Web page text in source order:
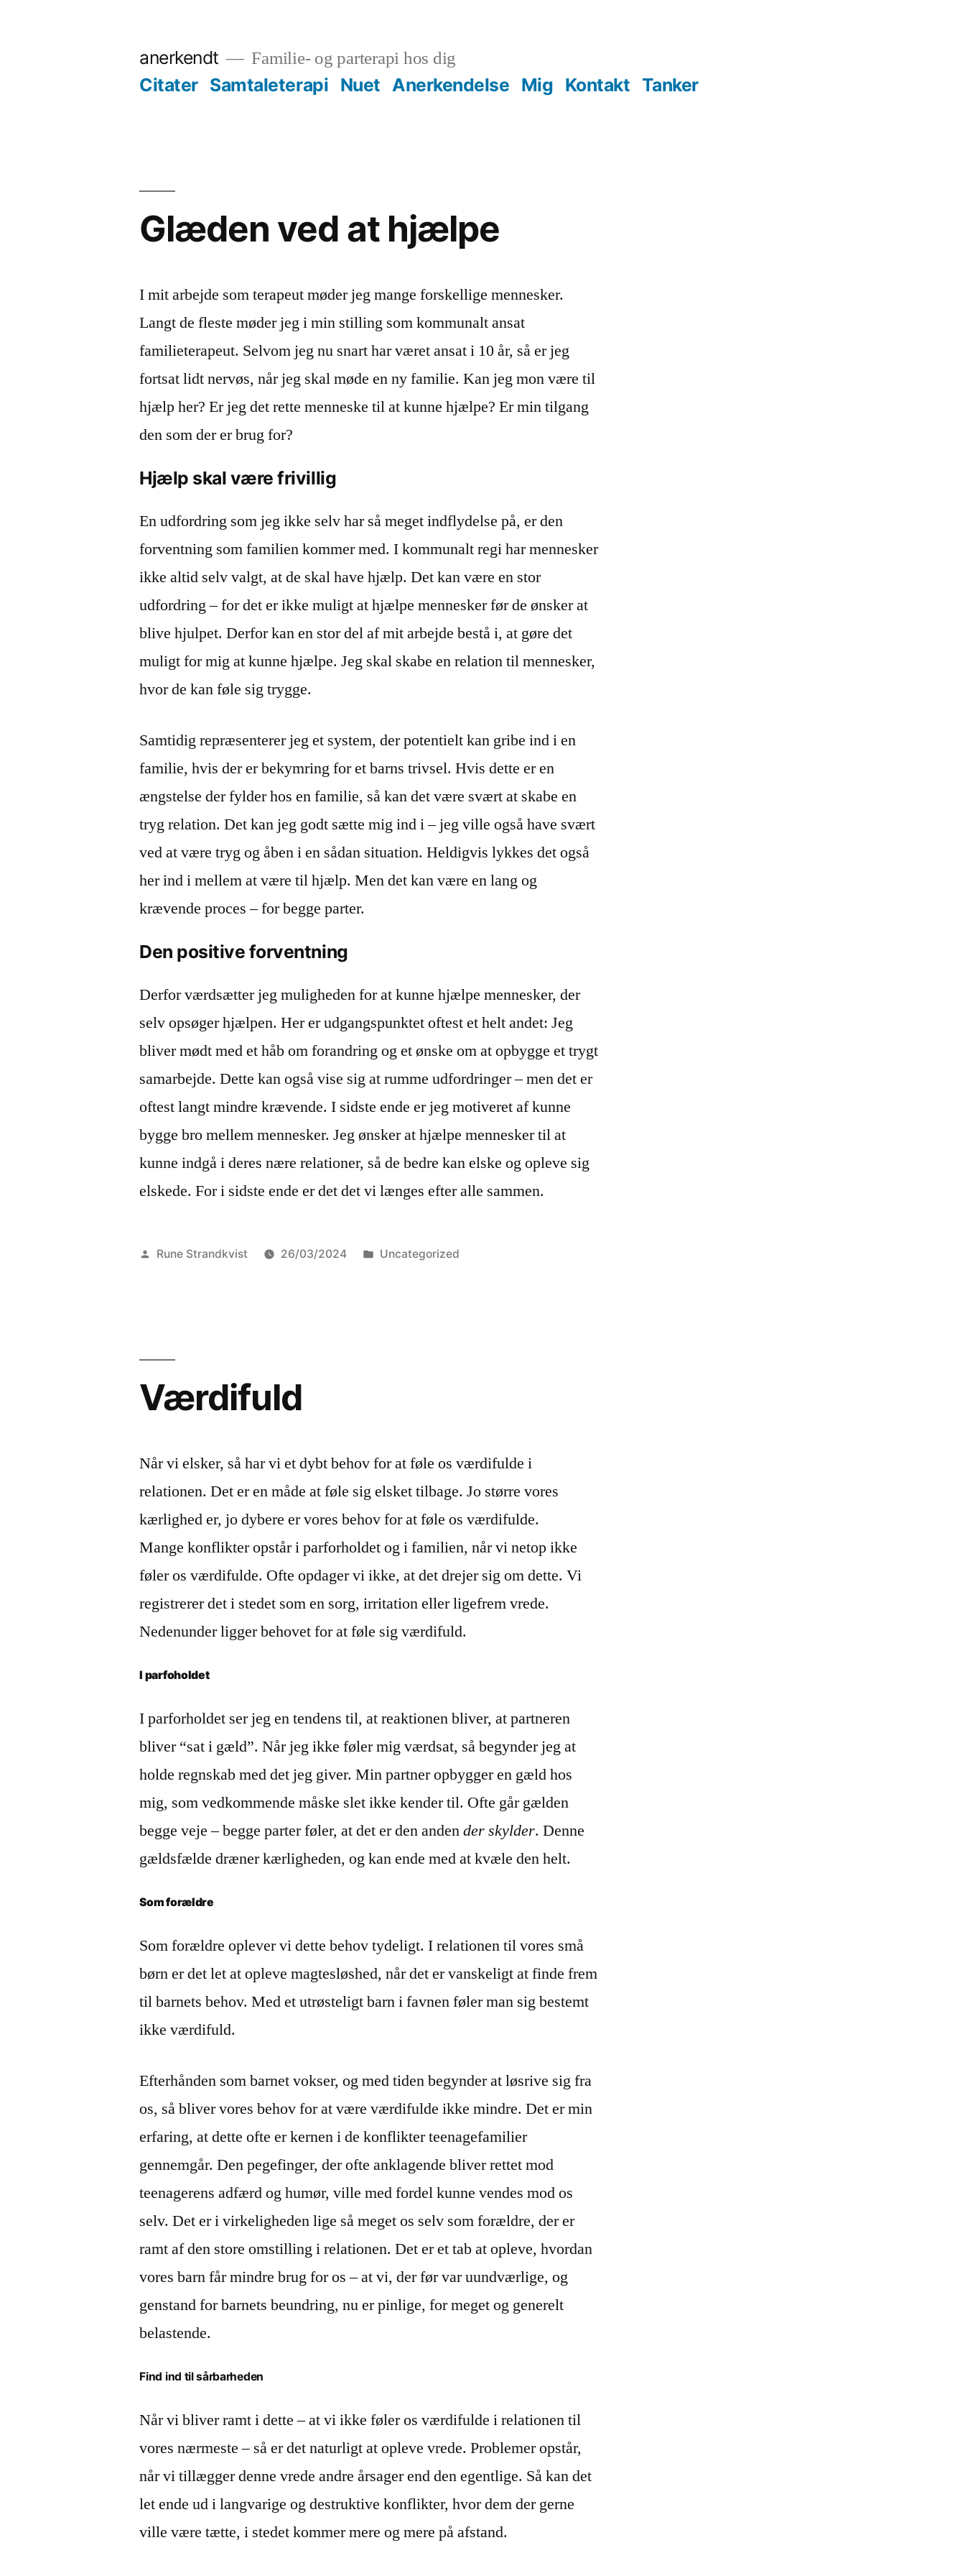
anerkendt Familie- og parterapi hos dig
Citater Samtaleterapi Nuet Anerkendelse Mig Kontakt Tanker
Glæden ved at hjælpe
I mit arbejde som terapeut møder jeg mange forskellige mennesker.
Langt de fleste møder jeg i min stilling som kommunalt ansat
familieterapeut. Selvom jeg nu snart har været ansat i 10 år, så er jeg
fortsat lidt nervøs, når jeg skal møde en ny familie. Kan jeg mon være til
hjælp her? Er jeg det rette menneske til at kunne hjælpe? Er min tilgang
den som der er brug for?
Hjælp skal være frivillig
En udfordring som jeg ikke selv har så meget indflydelse på, er den
forventning som familien kommer med. I kommunalt regi har mennesker
ikke altid selv valgt, at de skal have hjælp. Det kan være en stor
udfordring – for det er ikke muligt at hjælpe mennesker før de ønsker at
blive hjulpet. Derfor kan en stor del af mit arbejde bestå i, at gøre det
muligt for mig at kunne hjælpe. Jeg skal skabe en relation til mennesker,
hvor de kan føle sig trygge.
Samtidig repræsenterer jeg et system, der potentielt kan gribe ind i en
familie, hvis der er bekymring for et barns trivsel. Hvis dette er en
ængstelse der fylder hos en familie, så kan det være svært at skabe en
tryg relation. Det kan jeg godt sætte mig ind i – jeg ville også have svært
ved at være tryg og åben i en sådan situation. Heldigvis lykkes det også
her ind i mellem at være til hjælp. Men det kan være en lang og
krævende proces – for begge parter.
Den positive forventning
Derfor værdsætter jeg muligheden for at kunne hjælpe mennesker, der
selv opsøger hjælpen. Her er udgangspunktet oftest et helt andet: Jeg
bliver mødt med et håb om forandring og et ønske om at opbygge et trygt
samarbejde. Dette kan også vise sig at rumme udfordringer – men det er
oftest langt mindre krævende. I sidste ende er jeg motiveret af kunne
bygge bro mellem mennesker. Jeg ønsker at hjælpe mennesker til at
kunne indgå i deres nære relationer, så de bedre kan elske og opleve sig
elskede. For i sidste ende er det det vi længes efter alle sammen.
Posted
Rune Strandkvist 26/03/2024
Posted
Uncategorized
Værdifuld
Når vi elsker, så har vi et dybt behov for at føle os værdifulde i
relationen. Det er en måde at føle sig elsket tilbage. Jo større vores
kærlighed er, jo dybere er vores behov for at føle os værdifulde.
Mange konflikter opstår i parforholdet og i familien, når vi netop ikke
føler os værdifulde. Ofte opdager vi ikke, at det drejer sig om dette. Vi
registrerer det i stedet som en sorg, irritation eller ligefrem vrede.
Nedenunder ligger behovet for at føle sig værdifuld.
I parfoholdet
I parforholdet ser jeg en tendens til, at reaktionen bliver, at partneren
bliver “sat i gæld”. Når jeg ikke føler mig værdsat, så begynder jeg at
holde regnskab med det jeg giver. Min partner opbygger en gæld hos
mig, som vedkommende måske slet ikke kender til. Ofte går gælden
begge veje – begge parter føler, at det er den andender skylder. Denne
gældsfælde dræner kærligheden, og kan ende med at kvæle den helt.
Som forældre
Som forældre oplever vi dette behov tydeligt. I relationen til vores små
børn er det let at opleve magtesløshed, når det er vanskeligt at finde frem
til barnets behov. Med et utrøsteligt barn i favnen føler man sig bestemt
ikke værdifuld.
Efterhånden som barnet vokser, og med tiden begynder at løsrive sig fra
os, så bliver vores behov for at være værdifulde ikke mindre. Det er min
erfaring, at dette ofte er kernen i de konflikter teenagefamilier
gennemgår. Den pegefinger, der ofte anklagende bliver rettet mod
teenagerens adfærd og humør, ville med fordel kunne vendes mod os
selv. Det er i virkeligheden lige så meget os selv som forældre, der er
ramt af den store omstilling i relationen. Det er et tab at opleve, hvordan
vores barn får mindre brug for os – at vi, der før var uundværlige, og
genstand for barnets beundring, nu er pinlige, for meget og generelt
belastende.
Find ind til sårbarheden
Når vi bliver ramt i dette – at vi ikke føler os værdifulde i relationen til
vores nærmeste – så er det naturligt at opleve vrede. Problemer opstår,
når vi tillægger denne vrede andre årsager end den egentlige. Så kan det
let ende ud i langvarige og destruktive konflikter, hvor dem der gerne
ville være tætte, i stedet kommer mere og mere på afstand.